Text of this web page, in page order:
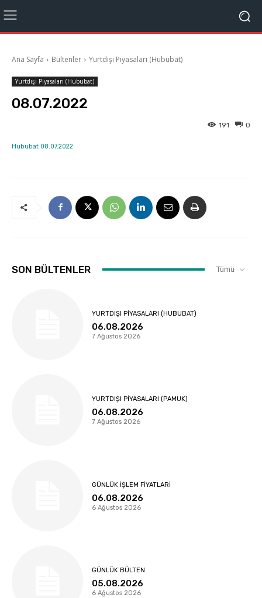
Ana Sayfa Bültenler Yurtdışı Piyasaları (Hububat)
Yurtdışı Piyasaları (Hububat)
08.07.2022
0
191
Hububat 08.07.2022
SON BÜLTENLER Tümü
YURTDIŞI PIYASALARI (HUBUBAT)
06.08.2026
7 Ağustos 2026
YURTDIŞI PIYASALARI (PAMUK)
06.08.2026
7 Ağustos 2026
GÜNLÜK İŞLEM FIYATLARI
06.08.2026
6 Ağustos 2026
GÜNLÜK BÜLTEN
05.08.2026
6 Ağustos 2026